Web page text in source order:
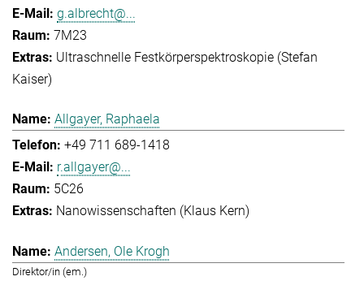
g.albrecht@...
7M23
Ultraschnelle Festkörperspektroskopie (Stefan
Kaiser)
Allgayer, Raphaela
+49 711 689-1418
r.allgayer@...
5C26
Nanowissenschaften (Klaus Kern)
Andersen, Ole Krogh
Direktor/in (em.)